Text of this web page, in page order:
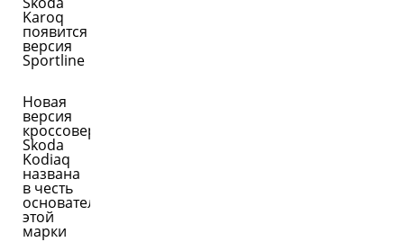
Karoq
появится
версия
Sportline
Новая
версия
кроссовера
Skoda
Kodiaq
названа
в честь
основателей
этой
марки